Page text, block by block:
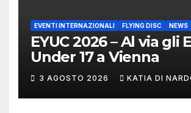
EVENTI INTERNAZIONALI FLYING DISC NEWS
EYUC 2026 – Al via gli
Under 17 a Vienna
3 AGOSTO 2026 KATIA DI